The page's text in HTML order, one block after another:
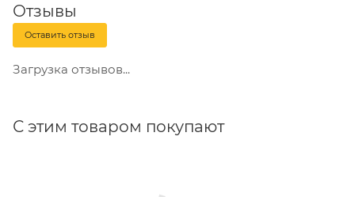
Отзывы
Оставить отзыв
Загрузка отзывов...
С этим товаром покупают